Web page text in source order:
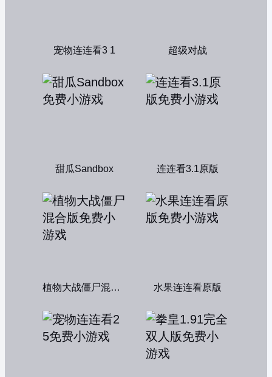
宠物连连看3 1 超级对战
甜瓜Sandbox 连连看3.1原版
植物大战僵尸混合版 水果连连看原版